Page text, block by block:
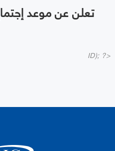
تعلن عن موعد
ID); ?>